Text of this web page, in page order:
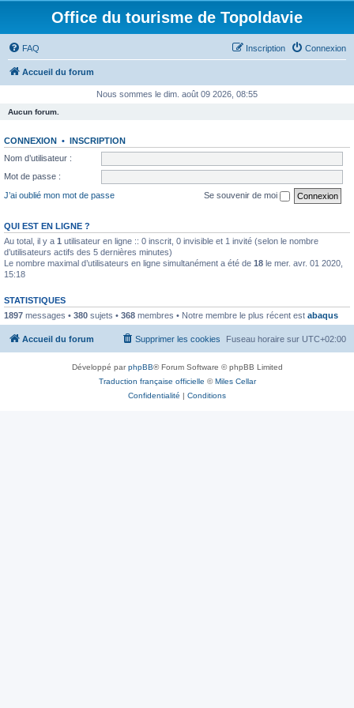
Office du tourisme de Topoldavie
FAQ Connexion
Inscription
Accueil du forum
Nous sommes le dim. août 09 2026, 08:55
Aucun forum.
CONNEXION • INSCRIPTION
Nom d’utilisateur :
Mot de passe :
J’ai oublié mon mot de passe
Se souvenir de moi
QUI EST EN LIGNE ?
Au total, il y a 1 utilisateur en ligne :: 0 inscrit, 0 invisible et 1 invité (selon le nombre
d’utilisateurs actifs des 5 dernières minutes)
Le nombre maximal d’utilisateurs en ligne simultanément a été de 18 le mer. avr. 01 2020,
15:18
STATISTIQUES
1897 messages • 380 sujets • 368 membres • Notre membre le plus récent est abaqus
Accueil du forum Fuseau horaire sur UTC+02:00
Supprimer les cookies
Développé parphpBB® Forum Software © phpBB Limited
Traduction française officielle ©Miles Cellar
Confidentialité | Conditions